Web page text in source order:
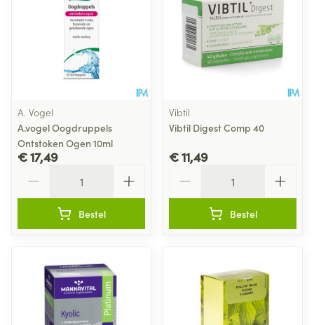
A. Vogel
A.vogel Oogdruppels
Ontstoken Ogen 10ml
€ 17,49
Bestel
Vibtil
Vibtil Digest Comp 40
€ 11,49
Bestel